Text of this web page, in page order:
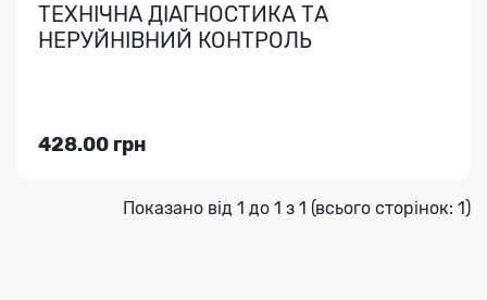
ТЕХНІЧНА ДІАГНОСТИКА ТА
НЕРУЙНІВНИЙ КОНТРОЛЬ
428.00 грн
Показано від 1 до 1 з 1 (всього сторінок: 1)